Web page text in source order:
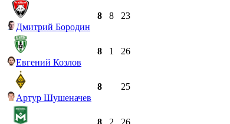
Дмитрий Бородин
8 8 23
Евгений Козлов
8 1 26
Артур Шушеначев
8 25
8 2 26